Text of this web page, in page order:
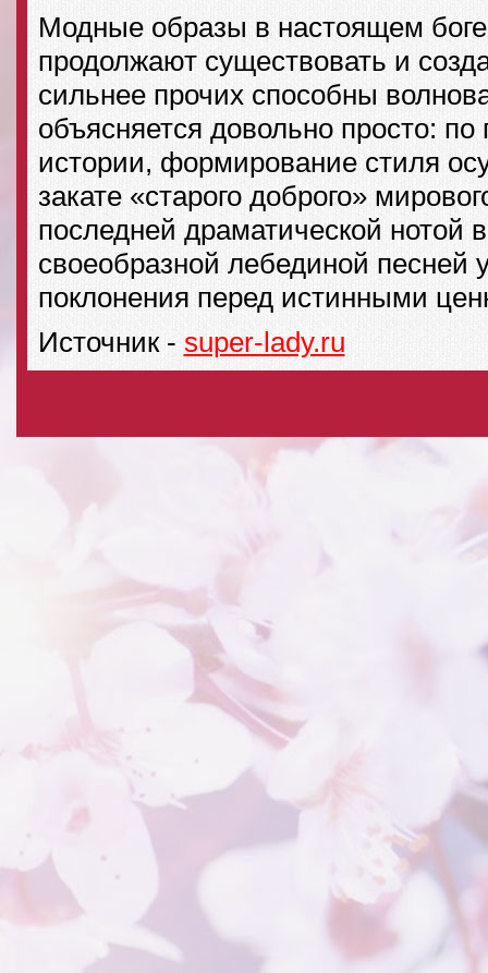
Модные образы в настоящем
продолжают существовать и
сильнее прочих способны
объясняется довольно просто: по
истории, формирование стиля
закате «старого доброго»
последней драматической нотой
своеобразной лебединой песней
поклонения перед истинными
Источник - super-lady.ru